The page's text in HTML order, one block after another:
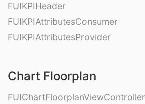
FUIKPIHeader
FUIKPIAttributesConsumer
FUIKPIAttributesProvider
Chart Floorplan
FUIChartFloorplanViewController